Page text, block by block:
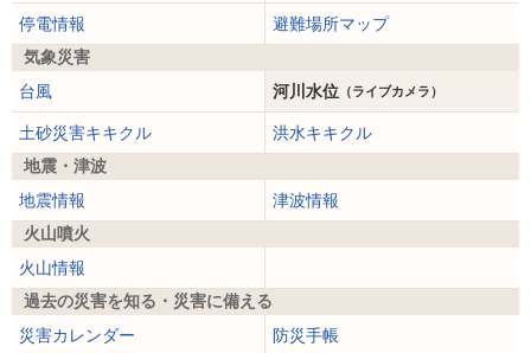
停電情報
避難場所マップ
気象災害
台風
河川水位 （ライブカメラ）
土砂災害キキクル
洪水キキクル
地震・津波
地震情報
津波情報
火山噴火
火山情報
過去の災害を知る・災害に備える
災害カレンダー
防災手帳